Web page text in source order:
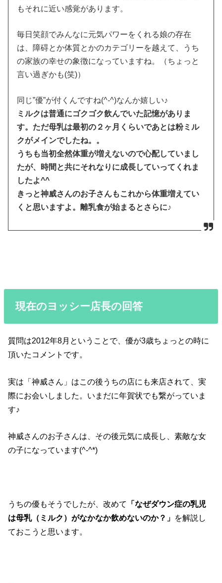
もそれに近い感覚があります。
毎日笑顔でみんなに元気パワーをくれる娘の存在
は、障碍とか体質とかのカテゴリーを越えて、うち
の家族の幸せの象徴になっていますね。（ちょっと
言い過ぎかも(笑)）
同じ”優”が付くんですね(^-^)なんか嬉しい♪
ミルクは普通にゴクゴク飲んでいた記憶がありま
す。ただ母乳は最初の２ヶ月くらいであとは粉ミル
クがメインでしたね。。
うちも当初全然体重が増えないので心配していまし
たが、時間と共にそれなりに成長していってくれま
したよ^^
きっと神威さんのお子さんもこれから体重増えてい
くと思いますよ。離乳食が始まるとさらに♪
現在のヨッシー店長の回答
質問は2012年8月ということで、優が3歳ちょっとの時に
頂いたコメントです。
実は「神威さん」はこの後うちの店にも来店されて、実
際にお会いしました。いまだに年賀状でも繋がっていま
す♪
神威さんのお子さんは、その後元気に成長し、素敵な女
の子になっています(^-^*)
うちの優もそうでしたが、改めて
「なぜダウン症の乳児
は母乳（ミルク）がなかなか飲めないのか？」 を解説し
ておこうと思います。